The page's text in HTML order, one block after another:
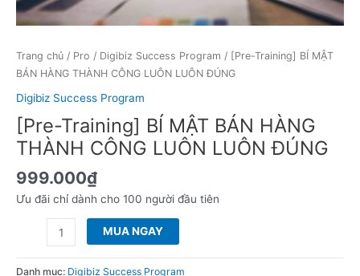
Trang chủ / Pro / Digibiz Success Program / [Pre-Training] BÍ MẬT
BÁN HÀNG THÀNH CÔNG LUÔN LUÔN ĐÚNG
Digibiz Success Program
[Pre-Training] BÍ MẬT BÁN HÀNG
THÀNH CÔNG LUÔN LUÔN ĐÚNG
999.000₫
Ưu đãi chỉ dành cho 100 người đầu tiên
LUÔN
ĐÚNG
lượng
MUA NGAY
Danh mục: Digibiz Success Program